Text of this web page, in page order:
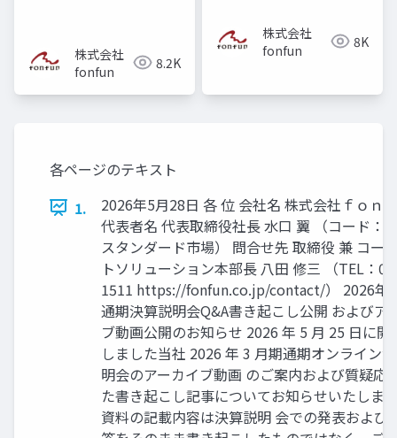
株式会社
fonfun
8.2K
株式会社
fonfun
8K
各ページのテキスト
1.
2026年5月28日 各 位 会社名 株式会社ｆｏｎ
代表者名 代表取締役社長 水口 翼 （コード：
スタンダード市場） 問合せ先 取締役 兼 コー
トソリューション本部長 八田 修三 （TEL：
1511 https://fonfun.co.jp/contact/） 2026年
通期決算説明会Q&A書き起こし公開 およびア
ブ動画公開のお知らせ 2026 年 5 月 25 日に開
しました当社 2026 年 3 月期通期オンライン
明会のアーカイブ動画 のご案内および質疑応
た書き起こし記事についてお知らせいたしま
資料の記載内容は決算説明 会での発表および